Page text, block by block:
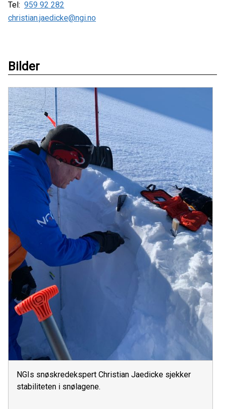
Tel: 959 92 282
christian.jaedicke@ngi.no
Bilder
NGIs snøskredekspert Christian Jaedicke sjekker
stabiliteten i snølagene.